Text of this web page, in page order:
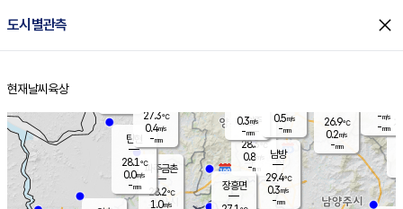
도시별관측 close
홈
현재날씨 육상
양주
28.3℃
0.8
-mm
파주금촌
28.2℃
1.0m/s
26.9℃
0.2m/s
-mm
탄현
28.1℃
0.0m/s
-mm
-m/s
-mm
남방
29.4℃
0.3m/s
-mm
장흥면
0.3m/s
-mm
27.3℃
0.4m/s
-mm
0.5m/s
-mm